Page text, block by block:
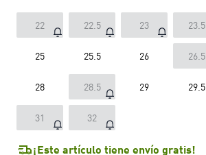
22 22.5 23 23.5
25 25.5 26 26.5
28 28.5 29 29.5
31 32
¡Este artículo tiene envío gratis!